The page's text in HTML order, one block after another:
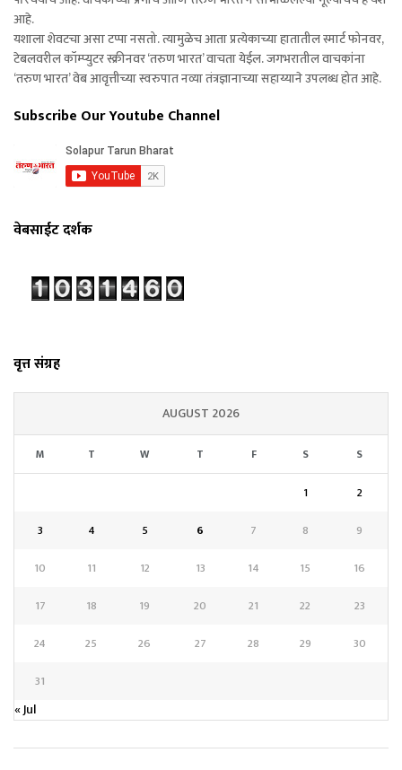
आहे.
यशाला शेवटचा असा टप्पा नसतो. त्यामुळेच आता प्रत्येकाच्या हातातील स्मार्ट फोनवर,
टेबलवरील कॉम्प्युटर स्क्रीनवर ‘तरुण भारत’ वाचता येईल. जगभरातील वाचकांना
‘तरुण भारत’ वेब आवृत्तीच्या स्वरुपात नव्या तंत्रज्ञानाच्या सहाय्याने उपलब्ध होत आहे.
Subscribe Our Youtube Channel
वेबसाईट दर्शक
वृत्त संग्रह
AUGUST 2026
M T W T F S S
1
2
3
4 5 6 7 8
9
10
11 12 13 14 15
16
17
18 19 20 21 22
23
24
25 26 27 28 29
30
31
« Jul